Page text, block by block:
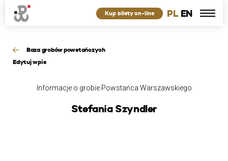
PL EN
Kup bilety on-line
Baza grobów powstańczych
Edytuj wpis
Informacje o grobie Powstańca Warszawskiego
Stefania Szyndler